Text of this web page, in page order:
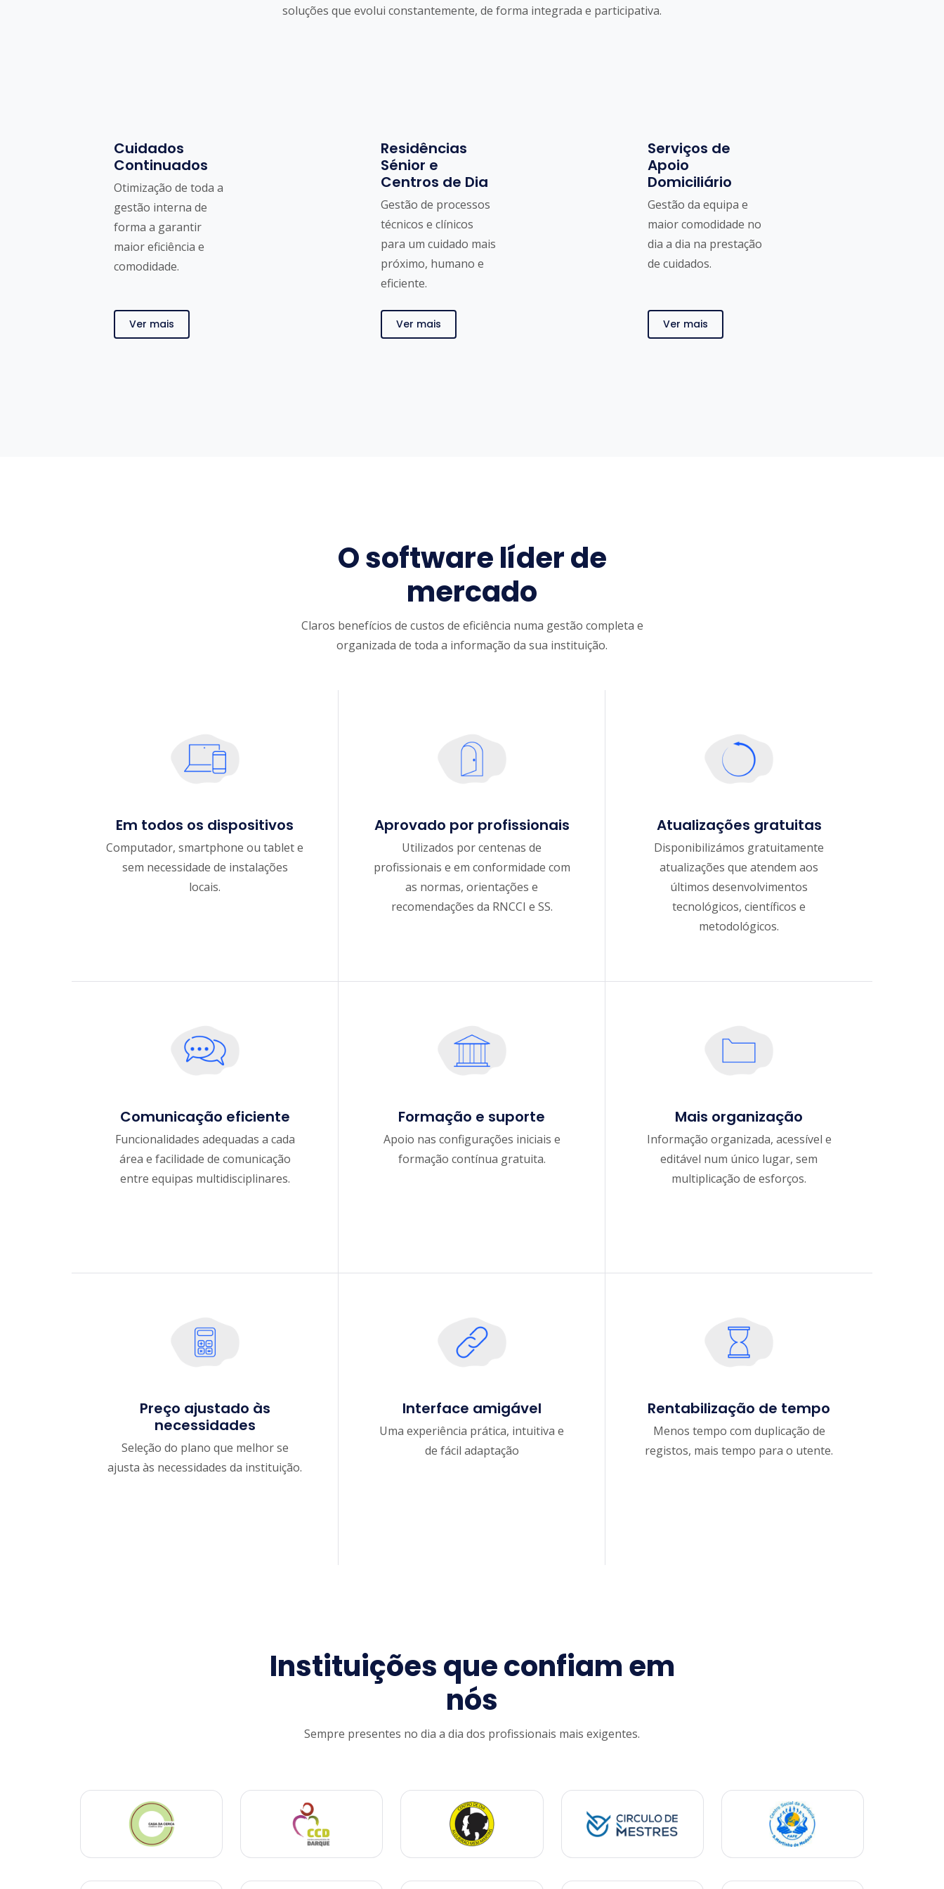
soluções que evolui constantemente, de forma integrada e participativa.
Cuidados
Continuados
Otimização de toda a
gestão interna de
forma a garantir
maior eficiência e
comodidade.
Ver mais
Residências
Sénior e
Centros de Dia
Gestão de processos
técnicos e clínicos
para um cuidado mais
próximo, humano e
eficiente.
Ver mais
Serviços de
Apoio
Domiciliário
Gestão da equipa e
maior comodidade no
dia a dia na prestação
de cuidados.
Ver mais
O software líder de
mercado
Claros benefícios de custos de eficiência numa gestão completa e
organizada de toda a informação da sua instituição.
Em todos os dispositivos
Computador, smartphone ou tablet e
sem necessidade de instalações
locais.
Aprovado por profissionais
Utilizados por centenas de
profissionais e em conformidade com
as normas, orientações e
recomendações da RNCCI e SS.
Atualizações gratuitas
Disponibilizámos gratuitamente
atualizações que atendem aos
últimos desenvolvimentos
tecnológicos, científicos e
metodológicos.
Comunicação eficiente
Funcionalidades adequadas a cada
área e facilidade de comunicação
entre equipas multidisciplinares.
Formação e suporte
Apoio nas configurações iniciais e
formação contínua gratuita.
Mais organização
Informação organizada, acessível e
editável num único lugar, sem
multiplicação de esforços.
Preço ajustado às
necessidades
Seleção do plano que melhor se
ajusta às necessidades da instituição.
Interface amigável
Uma experiência prática, intuitiva e
de fácil adaptação
Rentabilização de tempo
Menos tempo com duplicação de
registos, mais tempo para o utente.
Instituições que confiam em
nós
Sempre presentes no dia a dia dos profissionais mais exigentes.